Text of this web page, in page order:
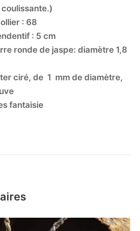
: 68
: 5 cm
ronde de jaspe: diamètre 1,8
ciré, de 1 mm de diamètre,
fantaisie